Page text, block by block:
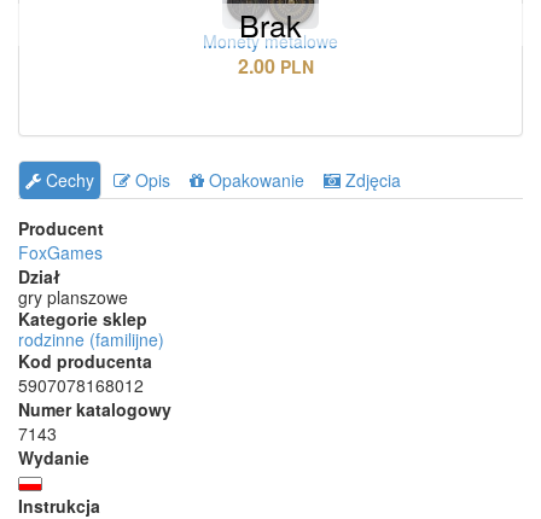
Brak
Monety metalowe
2.00 PLN
Cechy Opis Opakowanie
Zdjęcia
Producent
FoxGames
Dział
gry planszowe
Kategorie sklep
rodzinne (familijne)
Kod producenta
5907078168012
Numer katalogowy
7143
Wydanie
Instrukcja